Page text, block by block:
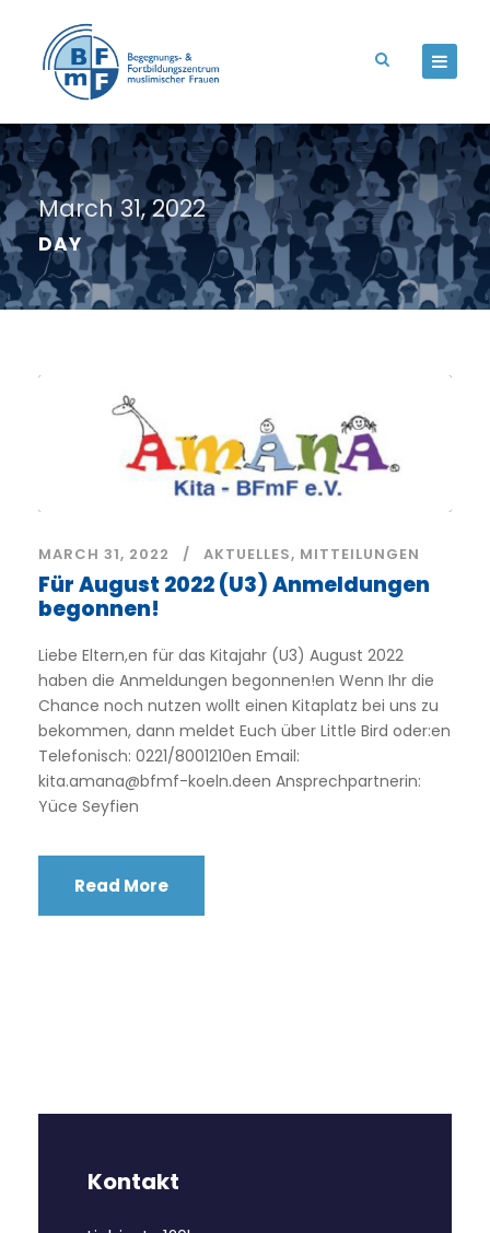
March 31, 2022
DAY
MARCH 31, 2022 AKTUELLES, MITTEILUNGEN
Für August 2022 (U3) Anmeldungen
begonnen!
Liebe Eltern,en für das Kitajahr (U3) August 2022
haben die Anmeldungen begonnen!en Wenn Ihr die
Chance noch nutzen wollt einen Kitaplatz bei uns zu
bekommen, dann meldet Euch über Little Bird oder:en
Telefonisch: 0221/8001210en Email:
kita.amana@bfmf-koeln.deen Ansprechpartnerin:
Yüce Seyfien
Read More
Kontakt